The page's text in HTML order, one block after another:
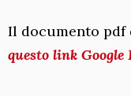
Il documento pdf
questo link Google